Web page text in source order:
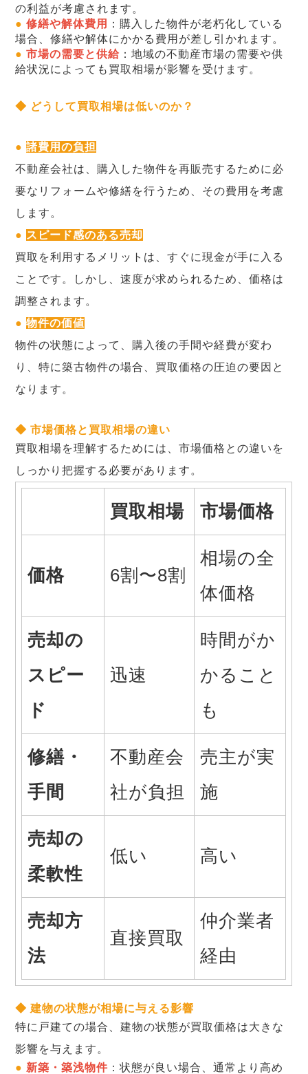
の利益が考慮されます。
● 修繕や解体費用
：購入した物件が老朽化している
場合、修繕や解体にかかる費用が差し引かれます。
● 市場の需要と供給 ：地域の不動産市場の需要や供
給状況によっても買取相場が影響を受けます。
◆ どうして買取相場は低いのか？
● 諸費用の負担
不動産会社は、購入した物件を再販売するために必
要なリフォームや修繕を行うため、その費用を考慮
します。
● スピード感のある売却
買取を利用するメリットは、すぐに現金が手に入る
ことです。しかし、速度が求められるため、価格は
調整されます。
●物件の価値
物件の状態によって、購入後の手間や経費が変わ
り、特に築古物件の場合、買取価格の圧迫の要因と
なります。
◆ 市場価格と買取相場の違い
買取相場を理解するためには、市場価格との違いを
しっかり把握する必要があります。
買取相場 市場価格
価格 6割〜8割
相場の全
体価格
売却の
スピー
ド
迅速
時間がか
かること
も
修繕・
手間
不動産会
社が負担
売主が実
施
売却の
柔軟性
低い 高い
売却方
法
直接買取
仲介業者
経由
◆ 建物の状態が相場に与える影響
特に戸建ての場合、建物の状態が買取価格は大きな
影響を与えます。
● 新築・築浅物件 ：状態が良い場合、通常より高め